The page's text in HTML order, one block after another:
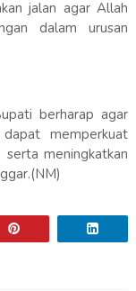
jalan agar Allah
dalam urusan
berharap agar
memperkuat
serta meningkatkan